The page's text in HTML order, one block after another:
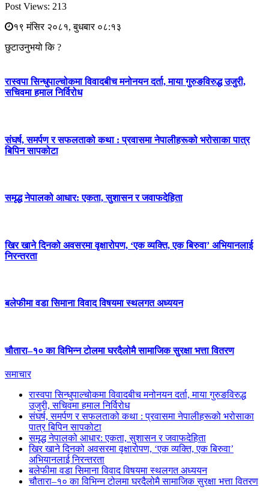
Post Views: 213
१९ मंसिर २०८१, बुधबार ०८:१३
छुटाउनुभयो कि ?
रास्वपा सिन्धुपाल्चोकमा विवादबीच मनोनयन दर्ता, माया गुरुङविरुद्ध उजुरी,
सचिवमा हमाल निर्विरोध
संघर्ष, समर्पण र सफलताको कथा : प्रवासमा नेपालीहरूको भरोसाका पात्र
बिपिन सापकोटा
समृद्ध नेपालको आधार: एकता, सुशासन र जवाफदेहिता
खिर खाने दिनको अवसरमा वृक्षारोपण, ‘एक व्यक्ति, एक बिरुवा’ अभियानलाई
निरन्तरता
बलेफीमा वडा सिमाना विवाद विषयमा स्थलगत अध्ययन
चौतारा–१० का विभिन्न टोलमा घरदैलोमै सामाजिक सुरक्षा भत्ता वितरण
समाचार
रास्वपा सिन्धुपाल्चोकमा विवादबीच मनोनयन दर्ता, माया गुरुङविरुद्ध
उजुरी, सचिवमा हमाल निर्विरोध
संघर्ष, समर्पण र सफलताको कथा : प्रवासमा नेपालीहरूको भरोसाका
पात्र बिपिन सापकोटा
समृद्ध नेपालको आधार: एकता, सुशासन र जवाफदेहिता
खिर खाने दिनको अवसरमा वृक्षारोपण, ‘एक व्यक्ति, एक बिरुवा’
अभियानलाई निरन्तरता
बलेफीमा वडा सिमाना विवाद विषयमा स्थलगत अध्ययन
चौतारा–१० का विभिन्न टोलमा घरदैलोमै सामाजिक सुरक्षा भत्ता वितरण